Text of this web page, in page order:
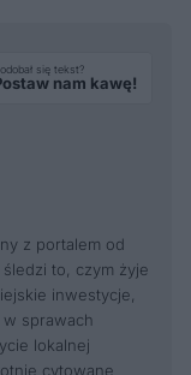
się tekst?
nam kawę!
z portalem od
to, czym żyje
inwestycje,
sprawach
lokalnej
cytowane